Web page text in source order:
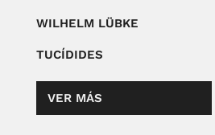
WILHELM LÜBKE
TUCÍDIDES
VER MÁS